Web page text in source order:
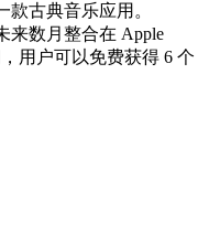
款古典音乐应用。
来数月整合在 Apple
用户可以免费获得 6 个